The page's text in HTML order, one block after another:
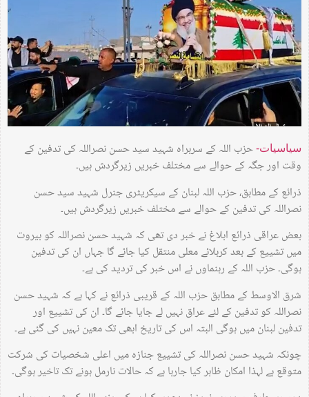
سیاسیات- حزب اللہ کے سربراہ شہید سید حسن نصراللہ کی تدفین کے
وقت اور جگہ کے حوالے سے مختلف خبریں زیرگردش ہیں۔
ذرائع کے مطابق، حزب اللہ لبنان کے سیکریٹری جنرل شہید سید حسن
نصراللہ کی تدفین کے حوالے سے مختلف خبریں زیرگردش ہیں۔
بعض عراقی ذرائع ابلاغ نے خبر دی تھی کہ شہید حسن نصراللہ کو بیروت
میں تشییع کے بعد کربلائے معلی منتقل کیا جائے گا جہاں ان کی تدفین
ہوگی۔ حزب اللہ کے رہنماوں نے اس خبر کی تردید کی ہے۔
شرق الاوسط کے مطابق حزب اللہ کے قریبی ذرائع نے کہا ہے کہ شہید حسن
نصراللہ کو تدفین کے لئے عراق نہیں لے جایا جائے گا۔ ان کی تشییع اور
تدفین لبنان میں ہوگی البتہ اس کی تاریخ ابھی تک معین نہیں کی گئی ہے۔
چونکہ شہید حسن نصراللہ کی تشییع جنازہ میں اعلی شخصیات کی شرکت
متوقع ہے لہذا امکان ظاہر کیا جارہا ہے کہ حالات نارمل ہونے تک تاخیر ہوگی۔